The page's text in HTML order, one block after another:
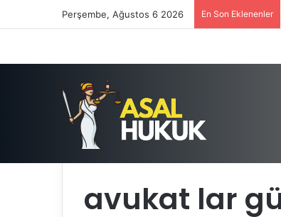
Perşembe, Ağustos 6 2026 En Son Eklenenler
avukat lar